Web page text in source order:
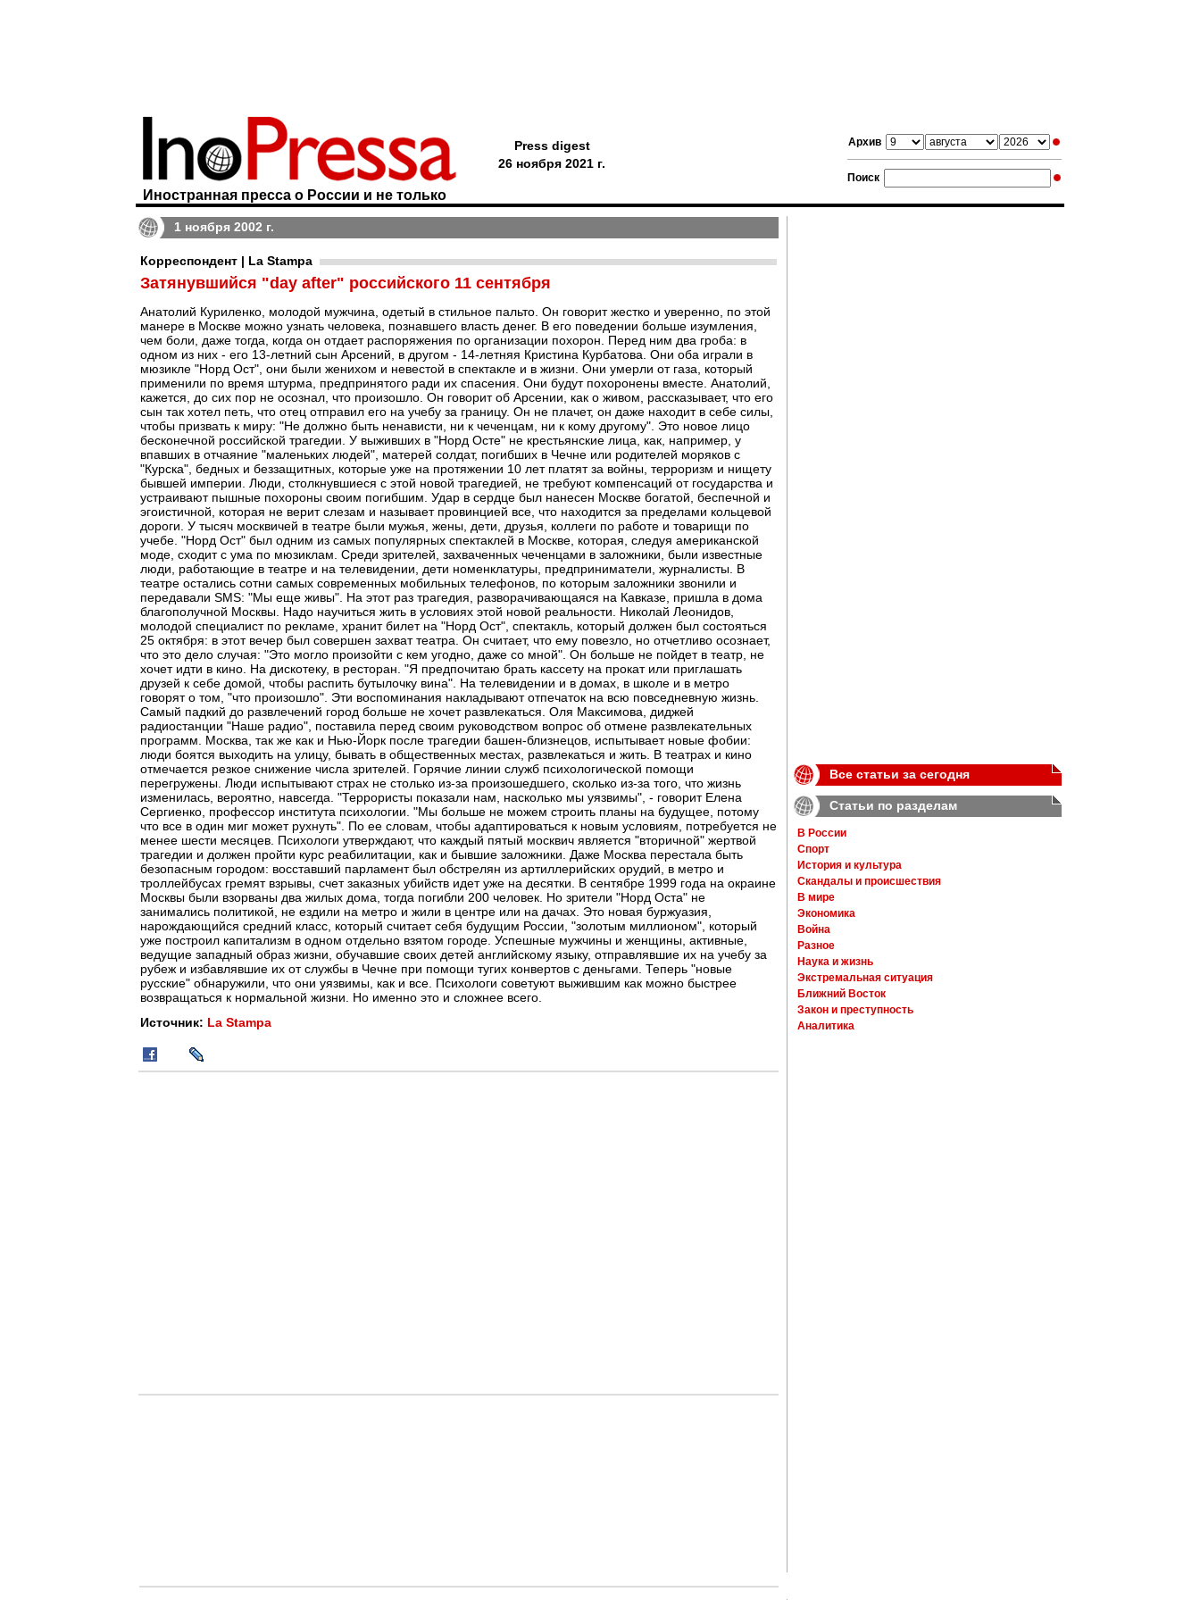
Архив
Поиск
Иностранная пресса о России и не только
Press digest
26 ноября 2021 г.
1 ноября 2002 г.
Корреспондент | La Stampa
Затянувшийся "day after" российского 11 сентября
Анатолий Куриленко, молодой мужчина, одетый в стильное пальто. Он говорит жестко и уверенно, по этой
манере в Москве можно узнать человека, познавшего власть денег. В его поведении больше изумления,
чем боли, даже тогда, когда он отдает распоряжения по организации похорон. Перед ним два гроба: в
одном из них - его 13-летний сын Арсений, в другом - 14-летняя Кристина Курбатова. Они оба играли в
мюзикле "Норд Ост", они были женихом и невестой в спектакле и в жизни. Они умерли от газа, который
применили по время штурма, предпринятого ради их спасения. Они будут похоронены вместе. Анатолий,
кажется, до сих пор не осознал, что произошло. Он говорит об Арсении, как о живом, рассказывает, что его
сын так хотел петь, что отец отправил его на учебу за границу. Он не плачет, он даже находит в себе силы,
чтобы призвать к миру: "Не должно быть ненависти, ни к чеченцам, ни к кому другому". Это новое лицо
бесконечной российской трагедии. У выживших в "Норд Осте" не крестьянские лица, как, например, у
впавших в отчаяние "маленьких людей", матерей солдат, погибших в Чечне или родителей моряков с
"Курска", бедных и беззащитных, которые уже на протяжении 10 лет платят за войны, терроризм и нищету
бывшей империи. Люди, столкнувшиеся с этой новой трагедией, не требуют компенсаций от государства и
устраивают пышные похороны своим погибшим. Удар в сердце был нанесен Москве богатой, беспечной и
эгоистичной, которая не верит слезам и называет провинцией все, что находится за пределами кольцевой
дороги. У тысяч москвичей в театре были мужья, жены, дети, друзья, коллеги по работе и товарищи по
учебе. "Норд Ост" был одним из самых популярных спектаклей в Москве, которая, следуя американской
моде, сходит с ума по мюзиклам. Среди зрителей, захваченных чеченцами в заложники, были известные
люди, работающие в театре и на телевидении, дети номенклатуры, предприниматели, журналисты. В
театре остались сотни самых современных мобильных телефонов, по которым заложники звонили и
передавали SMS: "Мы еще живы". На этот раз трагедия, разворачивающаяся на Кавказе, пришла в дома
благополучной Москвы. Надо научиться жить в условиях этой новой реальности. Николай Леонидов,
молодой специалист по рекламе, хранит билет на "Норд Ост", спектакль, который должен был состояться
25 октября: в этот вечер был совершен захват театра. Он считает, что ему повезло, но отчетливо осознает,
что это дело случая: "Это могло произойти с кем угодно, даже со мной". Он больше не пойдет в театр, не
хочет идти в кино. На дискотеку, в ресторан. "Я предпочитаю брать кассету на прокат или приглашать
друзей к себе домой, чтобы распить бутылочку вина". На телевидении и в домах, в школе и в метро
говорят о том, "что произошло". Эти воспоминания накладывают отпечаток на всю повседневную жизнь.
Самый падкий до развлечений город больше не хочет развлекаться. Оля Максимова, диджей
радиостанции "Наше радио", поставила перед своим руководством вопрос об отмене развлекательных
программ. Москва, так же как и Нью-Йорк после трагедии башен-близнецов, испытывает новые фобии:
люди боятся выходить на улицу, бывать в общественных местах, развлекаться и жить. В театрах и кино
отмечается резкое снижение числа зрителей. Горячие линии служб психологической помощи
перегружены. Люди испытывают страх не столько из-за произошедшего, сколько из-за того, что жизнь
изменилась, вероятно, навсегда. "Террористы показали нам, насколько мы уязвимы", - говорит Елена
Сергиенко, профессор института психологии. "Мы больше не можем строить планы на будущее, потому
что все в один миг может рухнуть". По ее словам, чтобы адаптироваться к новым условиям, потребуется не
менее шести месяцев. Психологи утверждают, что каждый пятый москвич является "вторичной" жертвой
трагедии и должен пройти курс реабилитации, как и бывшие заложники. Даже Москва перестала быть
безопасным городом: восставший парламент был обстрелян из артиллерийских орудий, в метро и
троллейбусах гремят взрывы, счет заказных убийств идет уже на десятки. В сентябре 1999 года на окраине
Москвы были взорваны два жилых дома, тогда погибли 200 человек. Но зрители "Норд Оста" не
занимались политикой, не ездили на метро и жили в центре или на дачах. Это новая буржуазия,
нарождающийся средний класс, который считает себя будущим России, "золотым миллионом", который
уже построил капитализм в одном отдельно взятом городе. Успешные мужчины и женщины, активные,
ведущие западный образ жизни, обучавшие своих детей английскому языку, отправлявшие их на учебу за
рубеж и избавлявшие их от службы в Чечне при помощи тугих конвертов с деньгами. Теперь "новые
русские" обнаружили, что они уязвимы, как и все. Психологи советуют выжившим как можно быстрее
возвращаться к нормальной жизни. Но именно это и сложнее всего.
Источник: La Stampa
Все статьи за сегодня
Статьи по разделам
В России
Спорт
История и культура
Скандалы и происшествия
В мире
Экономика
Война
Разное
Наука и жизнь
Экстремальная ситуация
Ближний Восток
Закон и преступность
Аналитика